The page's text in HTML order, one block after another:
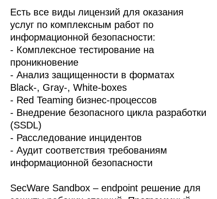
Есть все виды лицензий для оказания
услуг по комплексным работ по
информационной безопасности:
- Комплексное тестирование на
проникновение
- Анализ защищенности в форматах
Black-, Gray-, White-boxes
- Red Teaming бизнес-процессов
- Внедрение безопасного цикла разработки
(SSDL)
- Расследование инцидентов
- Аудит соответствия требованиям
информационной безопасности
SecWare Sandbox – endpoint решение для